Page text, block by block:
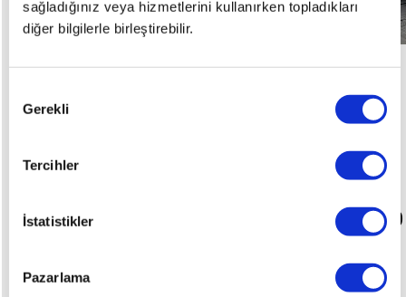
sağladığınız veya hizmetlerini kullanırken topladıkları
diğer bilgilerle birleştirebilir.
Seçimi
Gerekli
Tercihler
İstatistikler
Pazarlama
MEGANE SEDAN TOUCH 1.3 TCE EDC 140